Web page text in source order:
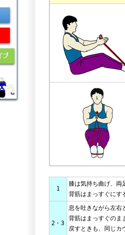
1
膝は気持ち曲げ、両
背筋はまっすぐにす
2・3
息を吐きながら左右
背筋はまっすぐのま
戻すときも、同じカ